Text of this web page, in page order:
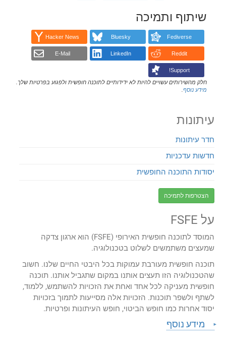
שיתוף ותמיכה
Fediverse
Bluesky
Hacker News
Reddit
LinkedIn
E-Mail
Support!
חלק מהשירותים עשויים להיות לא ידידותיים לתוכנה חופשית ולפגוע בפרטיות שלך.
מידע נוסף.
עיתונות
חדר עיתונות
חדשות עדכניות
יסודות התוכנה החופשית
הצטרפות לתמיכה
על FSFE
המוסד לתוכנה חופשית האירופי (FSFE) הוא ארגון צדקה
שמעצים משתמשים לשלוט בטכנולוגיה.
תוכנה חופשית מעורבת עמוקות בכל היבטי החיים שלנו. חשוב
שהטכנולוגיה הזו תעצים אותנו במקום שתגביל אותנו. תוכנה
חופשית מעניקה לכל אחד ואחת את הזכויות להשתמש, ללמוד,
לשתף ולשפר תוכנות. הזכויות אלה מסייעות לתמוך בזכויות
יסוד אחרות כמו חופש הביטוי, חופש העיתונות ופרטיות.
מידע נוסף